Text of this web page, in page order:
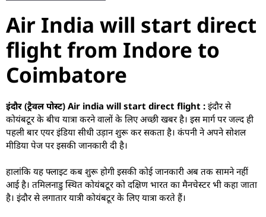
Air India will start direct
flight from Indore to
Coimbatore
इंदौर (ट्रैवल पोस्ट) Air india will start direct flight : इंदौर से
कोयंबटूर के बीच यात्रा करने वालों के लिए अच्छी खबर है। इस मार्ग पर जल्द ही
पहली बार एयर इंडिया सीधी उड़ान शुरू कर सकता है। कंपनी ने अपने सोशल
मीडिया पेज पर इसकी जानकारी दी है।
हालांकि यह फ्लाइट कब शुरू होगी इसकी कोई जानकारी अब तक सामने नहीं
आई है। तमिलनाडु स्थित कोयंबटूर को दक्षिण भारत का मैनचेस्टर भी कहा जाता
है। इंदौर से लगातार यात्री कोयंबटूर के लिए यात्रा करते हैं।